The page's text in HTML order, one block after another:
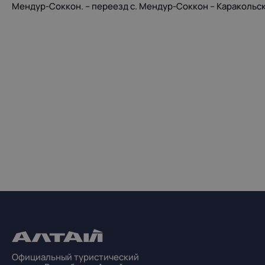
Мендур-Соккон. – переезд с. Мендур-Соккон –
Официальный туристический